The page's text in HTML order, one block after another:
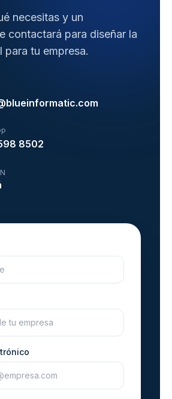
necesitas y un
contactará para diseñar la
para tu empresa.
8502